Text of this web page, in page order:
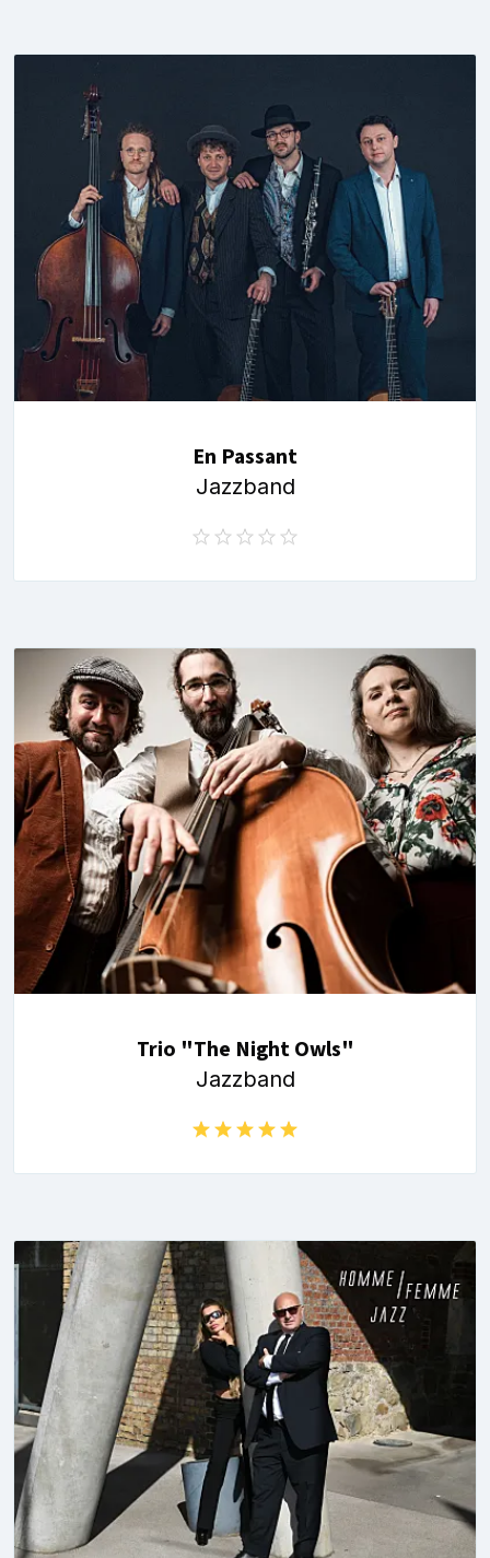
En Passant
Jazzband
Trio "The Night Owls"
Jazzband